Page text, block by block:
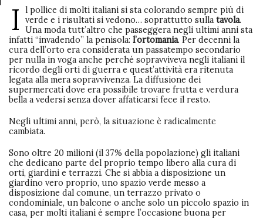
I
l pollice di molti italiani si sta colorando sempre più di
verde e i risultati si vedono… soprattutto sulla tavola.
Una moda tutt’altro che passeggera negli ultimi anni sta
infatti “invadendo” la penisola: l’ortomania. Per decenni la
cura dell’orto era considerata un passatempo secondario
per nulla in voga anche perché sopravviveva negli italiani il
ricordo degli orti di guerra e quest’attività era ritenuta
legata alla mera sopravvivenza. La diffusione dei
supermercati dove era possibile trovare frutta e verdura
bella a vedersi senza dover affaticarsi fece il resto.
Negli ultimi anni, però, la situazione è radicalmente
cambiata.
Sono oltre 20 milioni (il 37% della popolazione) gli italiani
che dedicano parte del proprio tempo libero alla cura di
orti, giardini e terrazzi. Che si abbia a disposizione un
giardino vero proprio, uno spazio verde messo a
disposizione dal comune, un terrazzo privato o
condominiale, un balcone o anche solo un piccolo spazio in
casa, per molti italiani è sempre l’occasione buona per